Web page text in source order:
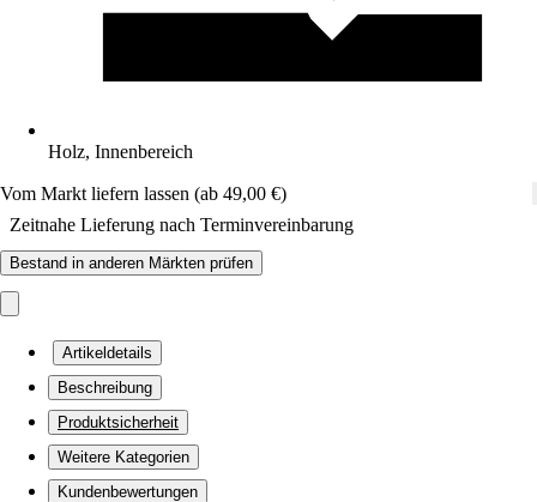
Holz, Innenbereich
Vom Markt liefern lassen (ab 49,00 €)
Zeitnahe Lieferung nach Terminvereinbarung
Bestand in anderen Märkten prüfen
Artikeldetails
Beschreibung
Produktsicherheit
Weitere Kategorien
Kundenbewertungen